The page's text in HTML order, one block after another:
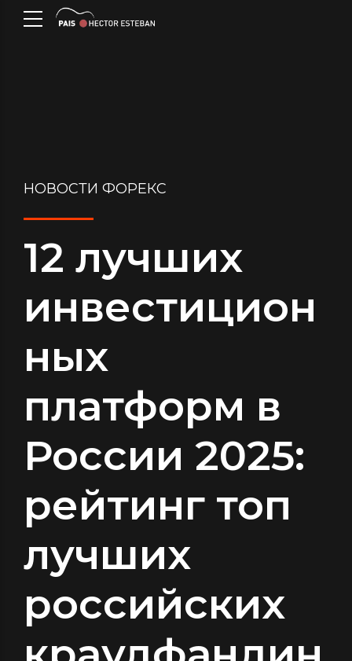
НОВОСТИ ФОРЕКС
12 лучших
инвестицион
ных
платформ в
России 2025:
рейтинг топ
лучших
российских